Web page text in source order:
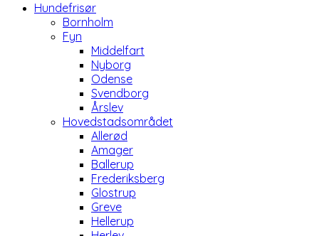
Hundefrisør
Bornholm
Fyn
Middelfart
Nyborg
Odense
Svendborg
Årslev
Hovedstadsområdet
Allerød
Amager
Ballerup
Frederiksberg
Glostrup
Greve
Hellerup